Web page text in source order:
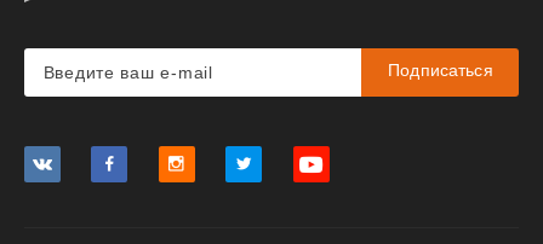
Подписаться